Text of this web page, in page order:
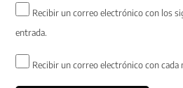
Recibir un correo electrónico con los
entrada.
Recibir un correo electrónico con cada